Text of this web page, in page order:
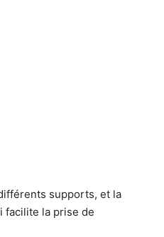
supports, et la
facilite la prise de